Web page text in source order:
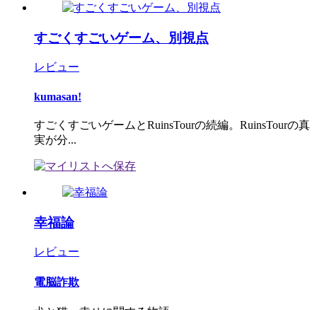
すごくすごいゲーム、別視点
レビュー
kumasan!
すごくすごいゲームとRuinsTourの続編。RuinsTourの真
実が分...
幸福論
レビュー
電脳詐欺